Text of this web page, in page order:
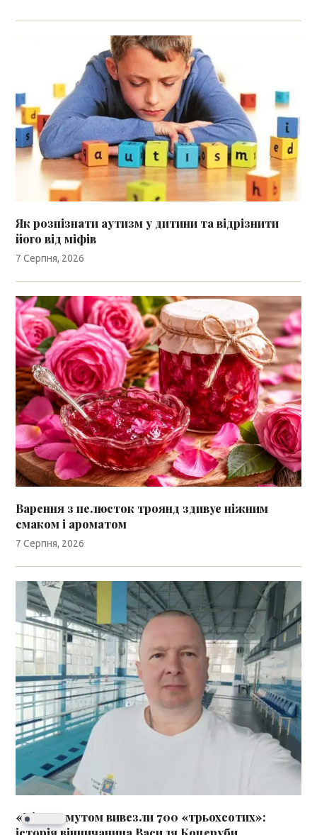
Як розпізнати аутизм у дитини та відрізнити
його від міфів
7 Серпня, 2026
Варення з пелюсток троянд здивує ніжним
смаком і ароматом
7 Серпня, 2026
«Під Бахмутом вивезли 700 «трьохсотих»: